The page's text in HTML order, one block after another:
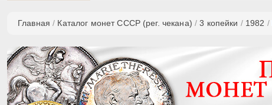
Главная / Каталог монет СССР (рег. чекана) /3 копейки / 1982 /